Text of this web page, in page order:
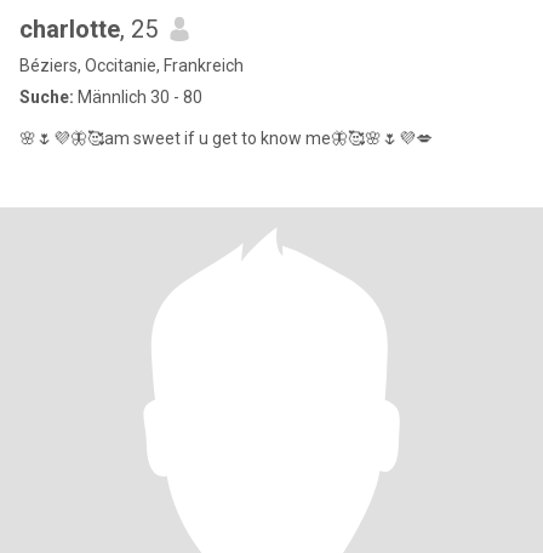
charlotte, 25
Béziers, Occitanie, Frankreich
Suche: Männlich 30 - 80
🌸🌷💜🦋🥰am sweet if u get to know me🦋🥰🌸🌷💜💋